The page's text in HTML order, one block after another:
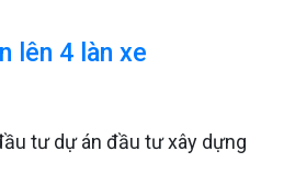
lên 4 làn xe
tư dự án đầu tư xây dựng